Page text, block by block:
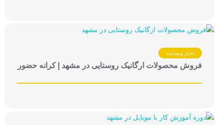
اخبار وبسایت
فروش محصولات ارگانیک روستایی در مشهد | کرانه حضور